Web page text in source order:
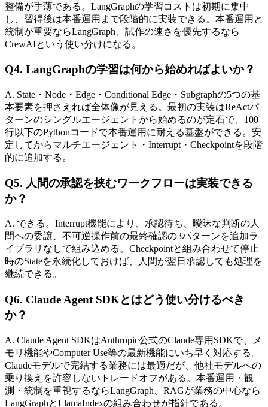
整備が​手薄である。​LangGraphの​学習コストは​初期に​集中
し、​習得後は​本番運用まで​段階的に​実装できる。​本番運用と​
統制が​重要なら​LangGraph、​試作の​速さを​優先するなら​
CrewAIと​いう​使い​分けに​なる。
Q4. LangGraphの​​学習は​​何から​​始めれば​​よいか？
A. State・Node・Edge・Conditional Edge・Subgraphの​5つの​基
本要素を​押さえれば​全体​像が​見える。​最初の​実装は​ReActパ
ターンの​シングルエージェントから​始めるのが​定石で、​100
行以下の​Pythonコードで​本番運用に​耐える​基盤が​できる。​安
定してから​マルチエージェント・Interrupt・Checkpointを​段階
的に​追加する。
Q5. 人間の​​承認を​​挟むワークフローは​​実装できる
か？
A. できる。​Interrupt機能に​より、​承認待ち、​曖昧な​判断の​人
間への​委譲、​不可逆操作前の​最終確認の​3パターンを​追加ラ
イブラリなしで​組み込める。​Checkpointと​組み合わせて​停止
時の​Stateを​永続化しておけば、​人間が​翌日承認しても​処理を​
継続できる。
Q6. Claude Agent SDKとは​​どう​使い​分けるべき
か？
A. Claude Agent SDKは​Anthropic公式の​Claude専用SDKで、​メ
モリ機能や​Computer Use等の​最新機能に​いち早く​対応する。​
Claudeモデルで​完結する​業務には​最適だが、​他社モデルへの​
乗り換えを​許容しない​トレードオフが​ある。​本番運用・観
測・統制を​重視するなら​LangGraph、​RAGが​業務の​中心なら​
LangGraphと​LlamaIndexの​組み合わせが​指針である。